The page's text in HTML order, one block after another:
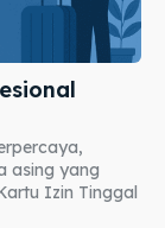
asing yang
Izin Tinggal